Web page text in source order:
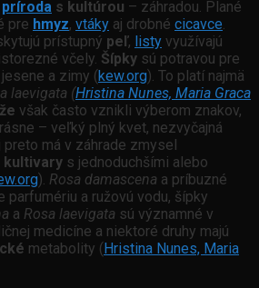
príroda s kultúrou – záhradou. Plané
pre hmyz, vtáky aj drobné cicavce.
prístupný peľ, listy využívajú
včely. Šípky sú potravou pre
a zimy (kew.org). To platí najmä
laevigata (Hristina Nunes, Maria Graca
však často vznikli výberom znakov,
– veľký plný kvet, nezvyčajná
má v záhrade zmysel
kultivary s jednoduchšími alebo
). Rosa damascena a príbuzné
parfumériu a ružovú vodu, šípky
a Rosa laevigata sú významné v
medicíne a niektoré druhy majú
metabolity ( Hristina Nunes, Maria